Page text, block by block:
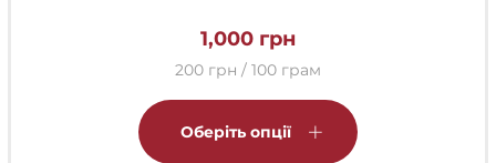
1,000 грн
200 грн / 100 грам
Оберіть опції